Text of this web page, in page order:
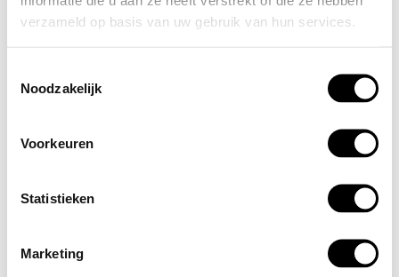
verzameld op basis van uw gebruik van hun services.
Noodzakelijk
Voorkeuren
Statistieken
Marketing